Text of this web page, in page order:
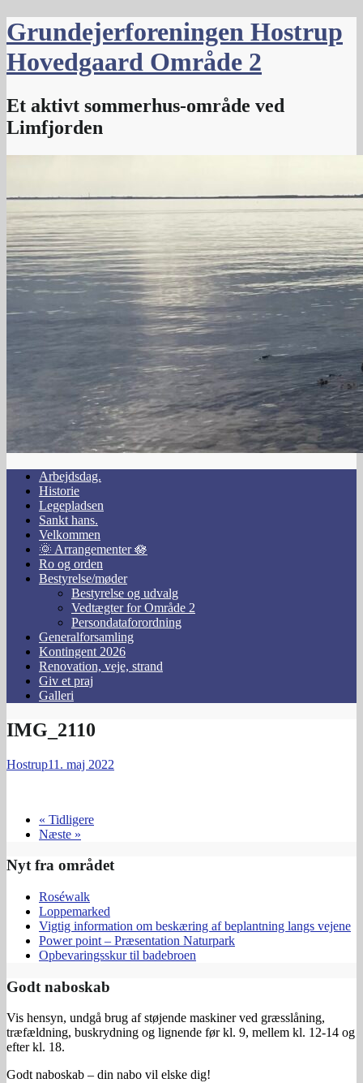
Skip
to
content
Grundejerforeningen Hostrup
Hovedgaard Område 2
Et aktivt sommerhus-område ved
Limfjorden
Arbejdsdag.
Historie
Legepladsen
Sankt hans.
Velkommen
🌞 Arrangementer 🪷
Ro og orden
Bestyrelse/møder
Bestyrelse og udvalg
Vedtægter for Område 2
Persondataforordning
Generalforsamling
Kontingent 2026
Renovation, veje, strand
Giv et praj
Galleri
IMG_2110
Hostrup11. maj 2022
« Tidligere
Næste »
Nyt fra området
Roséwalk
Loppemarked
Vigtig information om beskæring af beplantning langs vejene
Power point – Præsentation Naturpark
Opbevaringsskur til badebroen
Godt naboskab
Vis hensyn, undgå brug af støjende maskiner ved græsslåning,
træfældning, buskrydning og lignende før kl. 9, mellem kl. 12-14 og
efter kl. 18.
Godt naboskab – din nabo vil elske dig!